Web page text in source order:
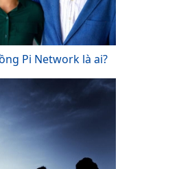
Pi Network là ai?